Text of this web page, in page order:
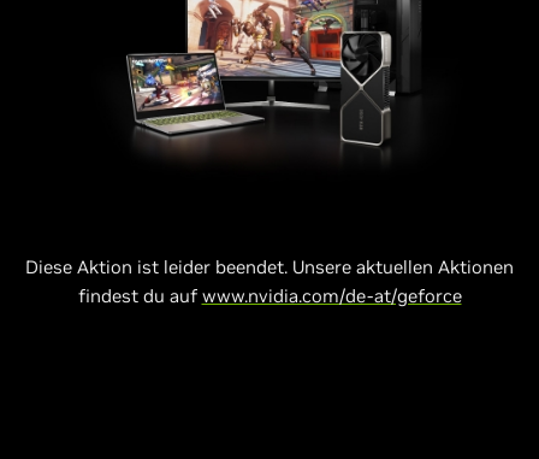
Diese Aktion ist leider beendet. Unsere aktuellen Aktionen
findest du auf www.nvidia.com/de-at/geforce